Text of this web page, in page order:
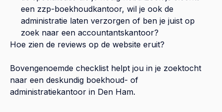
een zzp-boekhoudkantoor, wil je ook de
administratie laten verzorgen of ben je juist op
zoek naar een accountantskantoor?
Hoe zien de reviews op de website eruit?
Bovengenoemde checklist helpt jou in je zoektocht
naar een deskundig boekhoud- of
administratiekantoor in Den Ham.